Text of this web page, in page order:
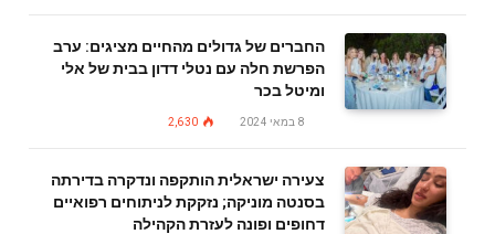
החברים של גדולים מהחיים מציגים: ערב
הפרשת חלה עם נטלי דדון בבית של אלי
ומיטל בכר
8 במאי 2024 2,630
צעירה ישראלית הותקפה ונדקרה בדירתה
בסנטה מוניקה; נזקקת לניתוחים רפואיים
דחופים ופונה לעזרת הקהילה